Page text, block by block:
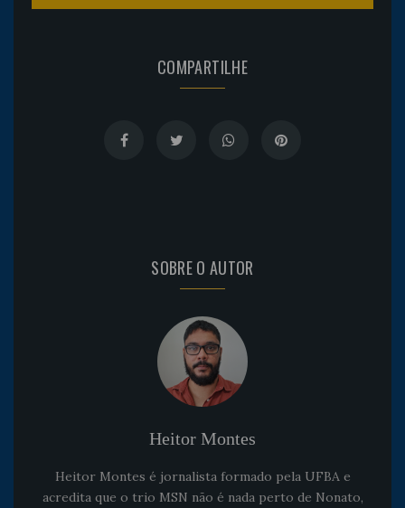
COMPARTILHE
SOBRE O AUTOR
Heitor Montes
Heitor Montes é jornalista formado pela UFBA e
acredita que o trio MSN não é nada perto de Nonato,